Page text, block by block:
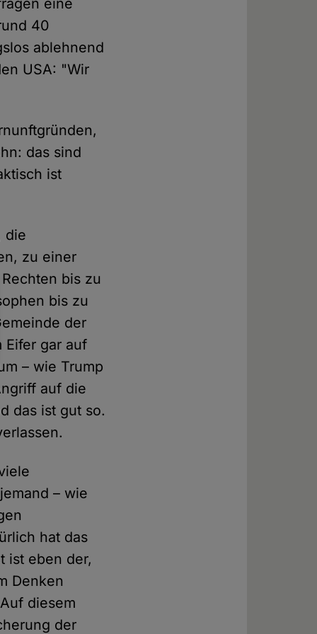
eine
40
ablehnend
USA: "Wir
das sind
ist
die
zu einer
bis zu
bis zu
der
Eifer gar auf
– wie Trump
auf die
das ist gut so.
– wie
hat das
ist eben der,
Denken
diesem
der